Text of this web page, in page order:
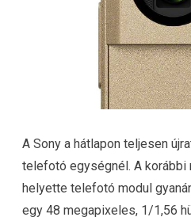
A Sony a hátlapon teljesen
telefotó egységnél. A
helyette telefotó modul
egy 48 megapixeles, 1/1,56